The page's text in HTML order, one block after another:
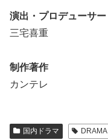
演出・プロデューサー
三宅喜重
制作著作
カンテレ
国内ドラマ DRAMA